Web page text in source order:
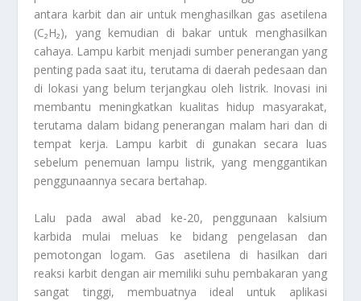
antara karbit dan air untuk menghasilkan gas asetilena
(C₂H₂), yang kemudian di bakar untuk menghasilkan
cahaya. Lampu karbit menjadi sumber penerangan yang
penting pada saat itu, terutama di daerah pedesaan dan
di lokasi yang belum terjangkau oleh listrik. Inovasi ini
membantu meningkatkan kualitas hidup masyarakat,
terutama dalam bidang penerangan malam hari dan di
tempat kerja. Lampu karbit di gunakan secara luas
sebelum penemuan lampu listrik, yang menggantikan
penggunaannya secara bertahap.
Lalu pada awal abad ke-20, penggunaan kalsium
karbida mulai meluas ke bidang pengelasan dan
pemotongan logam. Gas asetilena di hasilkan dari
reaksi karbit dengan air memiliki suhu pembakaran yang
sangat tinggi, membuatnya ideal untuk aplikasi